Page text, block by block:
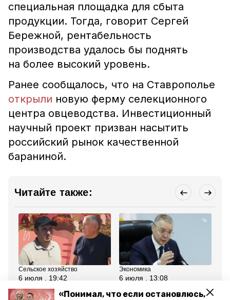
«Понимал, что если остановлюсь,
специальная площадка для сбыта
продукции. Тогда, говорит Сергей
Бережной, рентабельность
производства удалось бы поднять
на более высокий уровень.
Ранее сообщалось, что на Ставрополье
открыли новую ферму селекционного
центра овцеводства. Инвестиционный
научный проект призван насытить
российский рынок качественной
бараниной.
Читайте также:
Сельское хозяйство
6 июля , 19:42
От клочка земли до
мясного кластера: как в
Экономика
6 июля , 13:08
Ставрополья поручил